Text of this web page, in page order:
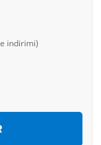
indirimi)